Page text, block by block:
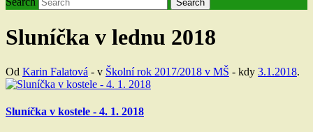
Search
Sluníčka v lednu 2018
Od Karin Falatová - v Školní rok 2017/2018 v MŠ - kdy 3.1.2018.
Sluníčka v kostele - 4. 1. 2018